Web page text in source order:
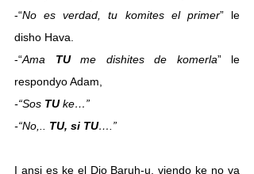
-“No es verdad, tu komites el primer” le
disho Hava.
-“Ama TU me dishites de komerla” le
respondyo Adam,
-“Sos TU ke…”
-“No,.. TU, si TU….”
I ansi es ke el Dio Baruh-u, viendo ke no va